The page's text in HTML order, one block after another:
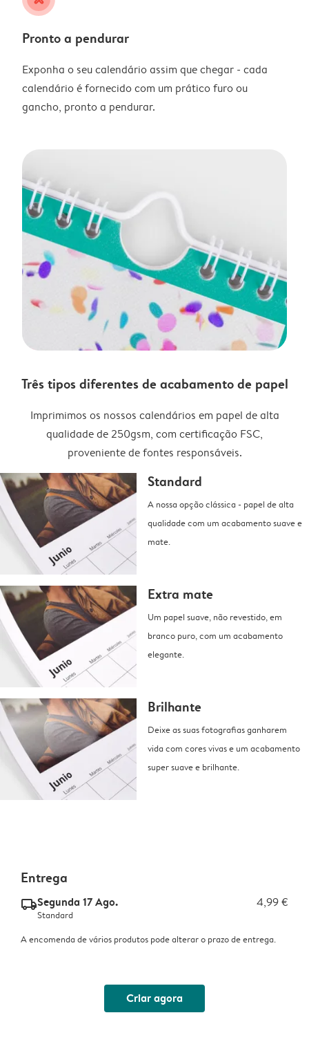
Pronto a pendurar
Exponha o seu calendário assim que chegar - cada
calendário é fornecido com um prático furo ou
gancho, pronto a pendurar.
Três tipos diferentes de acabamento de papel
Imprimimos os nossos calendários em papel de alta
qualidade de 250gsm, com certificação FSC,
proveniente de fontes responsáveis.
Standard
A nossa opção clássica - papel de alta
qualidade com um acabamento suave e
mate.
Extra mate
Um papel suave, não revestido, em
branco puro, com um acabamento
elegante.
Brilhante
Deixe as suas fotografias ganharem
vida com cores vivas e um acabamento
super suave e brilhante.
Entrega
delivery_standard_v2Segunda 17 Ago. 4,99 €
Standard
A encomenda de vários produtos pode alterar o prazo de entrega.
Criar agora